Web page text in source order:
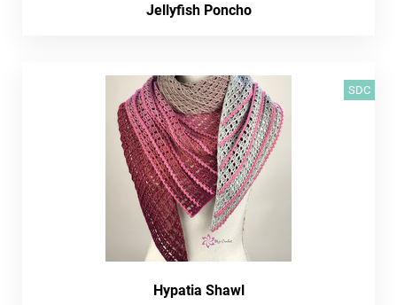
Jellyfish Poncho
SDC
Hypatia Shawl